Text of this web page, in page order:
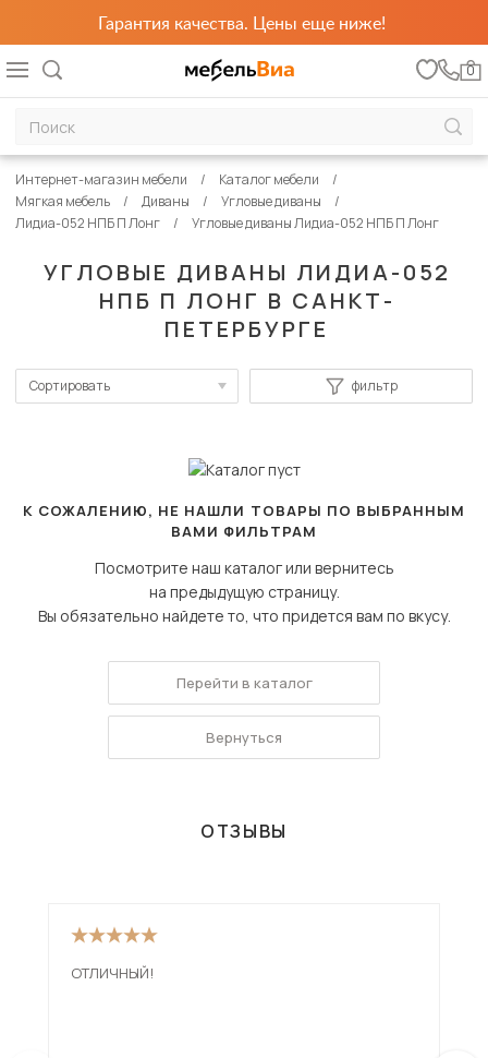
Гарантия качества. Цены еще ниже!
0
УГЛОВЫЕ ДИВАНЫ ЛИДИА-052
НПБ П ЛОНГ В САНКТ-
ПЕТЕРБУРГЕ
Интернет-магазин мебели
Каталог мебели
Мягкая мебель
Диваны
Угловые диваны
Лидиа-052 НПБ П Лонг
Угловые диваны Лидиа-052 НПБ П Лонг
Сортировать
Сначала дешевые
фильтр
К СОЖАЛЕНИЮ, НЕ НАШЛИ ТОВАРЫ ПО ВЫБРАННЫМ
ВАМИ ФИЛЬТРАМ
Посмотрите наш каталог или вернитесь
на предыдущую страницу.
Вы обязательно найдете то, что придется вам по вкусу.
Перейти в каталог
Вернуться
ОТЗЫВЫ
ОТЛИЧНЫЙ!